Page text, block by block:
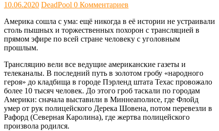
10.06.2020 DeadPool 0 Комментариев
Америка сошла с ума: ещё никогда в её истории не устраивали
столь пышных и торжественных похорон с трансляцией в
прямом эфире по всей стране человеку с уголовным
прошлым.
Трансляцию вели все ведущие американские газеты и
телеканалы. В последний путь в золотом гробу «народного
героя» до кладбища в городе Пэрленд штата Техас провожало
более 10 тысяч человек. До этого гроб таскали по городам
Америки: сначала выставили в Миннеаполисе, где Флойд
умер от рук полицейского Дерека Шовена, потом перевезли в
Рафорд (Северная Каролина), где жертва полицейского
произвола родился.